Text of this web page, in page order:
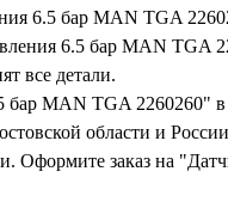
6.5 бар MAN TGA
6.5 бар MAN TGA
все детали.
бар MAN TGA 2260260" в
области и
Оформите заказ на